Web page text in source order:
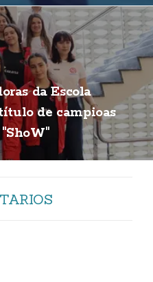
da Escola
de campioas